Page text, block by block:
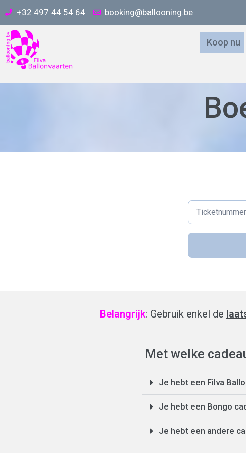
+32 497 44 54 64 booking@ballooning.be
Koop nu
Belangrijk: Gebruik enkel de
Met welke
Je hebt een Filva
Je hebt een Bongo
Je hebt een andere